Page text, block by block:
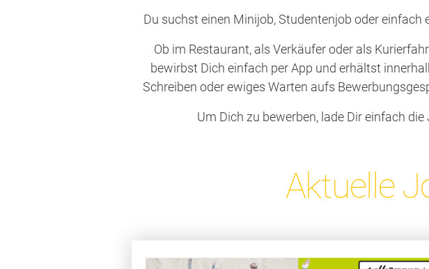
Du suchst einen Minijob, Studentenjob oder
Ob im Restaurant, als Verkäufer oder als
bewirbst Dich einfach per App und erhältst
Schreiben oder ewiges Warten aufs
Um Dich zu bewerben, lade Dir einfach
Aktuelle